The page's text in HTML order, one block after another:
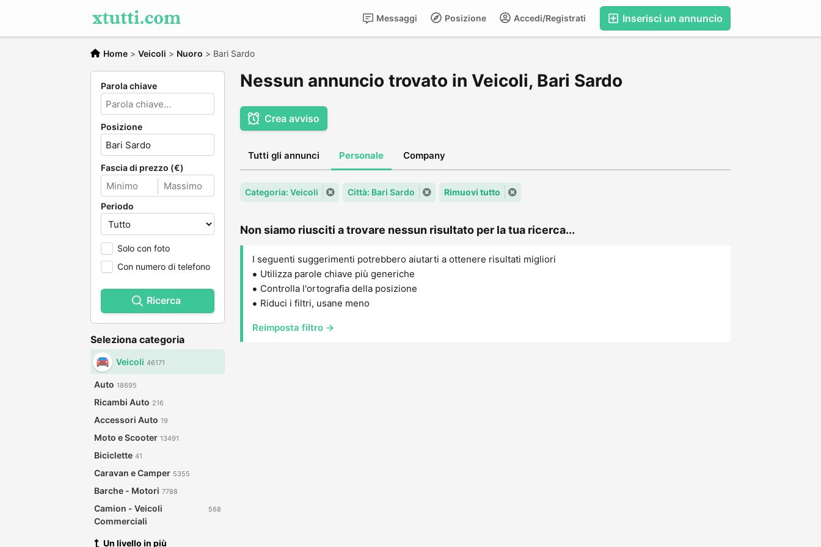
Inserisci un annuncio
Accedi/Registrati
Posizione
Messaggi
Home > Veicoli > Nuoro > Bari Sardo
Parola chiave
Posizione
Fascia di prezzo (€)
Periodo
Solo con foto
Con numero di telefono
Ricerca
Seleziona categoria
Veicoli 46171
Auto 18695
Ricambi Auto 216
Accessori Auto 19
Moto e Scooter 13491
Biciclette 41
Caravan e Camper 5355
Barche - Motori 7788
Camion - Veicoli
Commerciali
568
Un livello in più
Nessun annuncio trovato in Veicoli, Bari Sardo
Crea avviso
Tutti gli annunci Personale Company
Categoria: Veicoli Città: Bari Sardo Rimuovi tutto
Non siamo riusciti a trovare nessun risultato per la tua ricerca...
I seguenti suggerimenti potrebbero aiutarti a ottenere risultati migliori
Utilizza parole chiave più generiche
Controlla l'ortografia della posizione
Riduci i filtri, usane meno
Reimposta filtro →